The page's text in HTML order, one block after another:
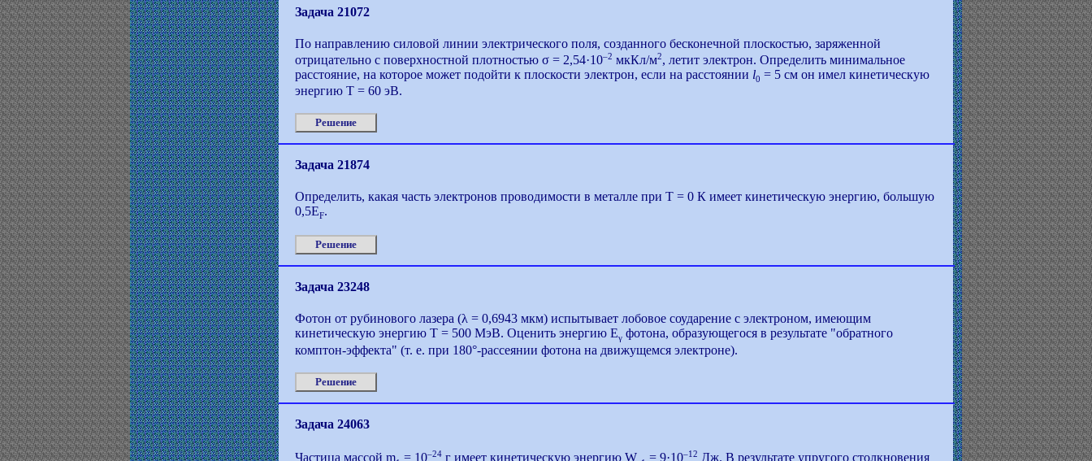
Задача 21072
По направлению силовой линии электрического поля, созданного бесконечной плоскостью, заряженной
отрицательно с поверхностной плотностью σ = 2,54·10–2 мкКл/м2, летит электрон. Определить минимальное
расстояние, на которое может подойти к плоскости электрон, если на расстоянии l0 = 5 см он имел кинетическую
энергию Т = 60 эВ.
Решение
Задача 21874
Определить, какая часть электронов проводимости в металле при Т = 0 К имеет кинетическую энергию, большую
0,5EF.
Решение
Задача 23248
Фотон от рубинового лазера (λ = 0,6943 мкм) испытывает лобовое соударение с электроном, имеющим
кинетическую энергию Т = 500 МэВ. Оценить энергию Eγ фотона, образующегося в результате "обратного
комптон-эффекта" (т. е. при 180°-рассеянии фотона на движущемся электроне).
Решение
Задача 24063
Частица массой m = 10–24 г имеет кинетическую энергию W = 9·10–12 Дж. В результате упругого столкновения